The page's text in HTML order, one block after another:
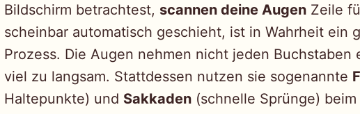
Bildschirm betrachtest, scannen deine Augen Zeile
scheinbar automatisch geschieht, ist in Wahrheit ein
Prozess. Die Augen nehmen nicht jeden Buchstaben
viel zu langsam. Stattdessen nutzen sie sogenannte
Haltepunkte) und Sakkaden (schnelle Sprünge) beim